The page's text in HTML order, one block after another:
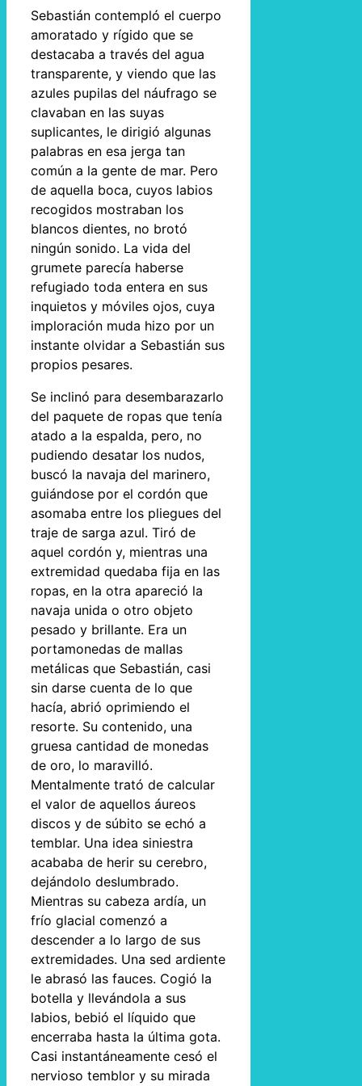
Sebastián contempló el cuerpo
amoratado y rígido que se
destacaba a través del agua
transparente, y viendo que las
azules pupilas del náufrago se
clavaban en las suyas
suplicantes, le dirigió algunas
palabras en esa jerga tan
común a la gente de mar. Pero
de aquella boca, cuyos labios
recogidos mostraban los
blancos dientes, no brotó
ningún sonido. La vida del
grumete parecía haberse
refugiado toda entera en sus
inquietos y móviles ojos, cuya
imploración muda hizo por un
instante olvidar a Sebastián sus
propios pesares.
Se inclinó para desembarazarlo
del paquete de ropas que tenía
atado a la espalda, pero, no
pudiendo desatar los nudos,
buscó la navaja del marinero,
guiándose por el cordón que
asomaba entre los pliegues del
traje de sarga azul. Tiró de
aquel cordón y, mientras una
extremidad quedaba fija en las
ropas, en la otra apareció la
navaja unida o otro objeto
pesado y brillante. Era un
portamonedas de mallas
metálicas que Sebastián, casi
sin darse cuenta de lo que
hacía, abrió oprimiendo el
resorte. Su contenido, una
gruesa cantidad de monedas
de oro, lo maravilló.
Mentalmente trató de calcular
el valor de aquellos áureos
discos y de súbito se echó a
temblar. Una idea siniestra
acababa de herir su cerebro,
dejándolo deslumbrado.
Mientras su cabeza ardía, un
frío glacial comenzó a
descender a lo largo de sus
extremidades. Una sed ardiente
le abrasó las fauces. Cogió la
botella y llevándola a sus
labios, bebió el líquido que
encerraba hasta la última gota.
Casi instantáneamente cesó el
nervioso temblor y su mirada